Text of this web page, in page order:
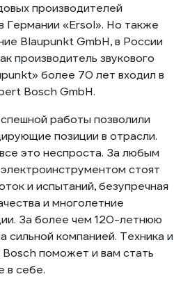
производителей
Германии «Ersol». Но также
Blaupunkt GmbH, в России
производитель звукового
более 70 лет входил в
Bosch GmbH.
работы позволили
позиции в отрасли.
это неспроста. За любым
стоят
и испытаний, безупречная
и многолетние
За более чем 120-летнюю
сильной компанией. Техника и
поможет и вам стать
в себе.